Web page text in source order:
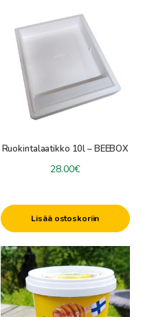
Ruokintalaatikko 10l – BEEBOX
28.00€
Lisää ostoskoriin
Tällä
tuotteella
on
useampi